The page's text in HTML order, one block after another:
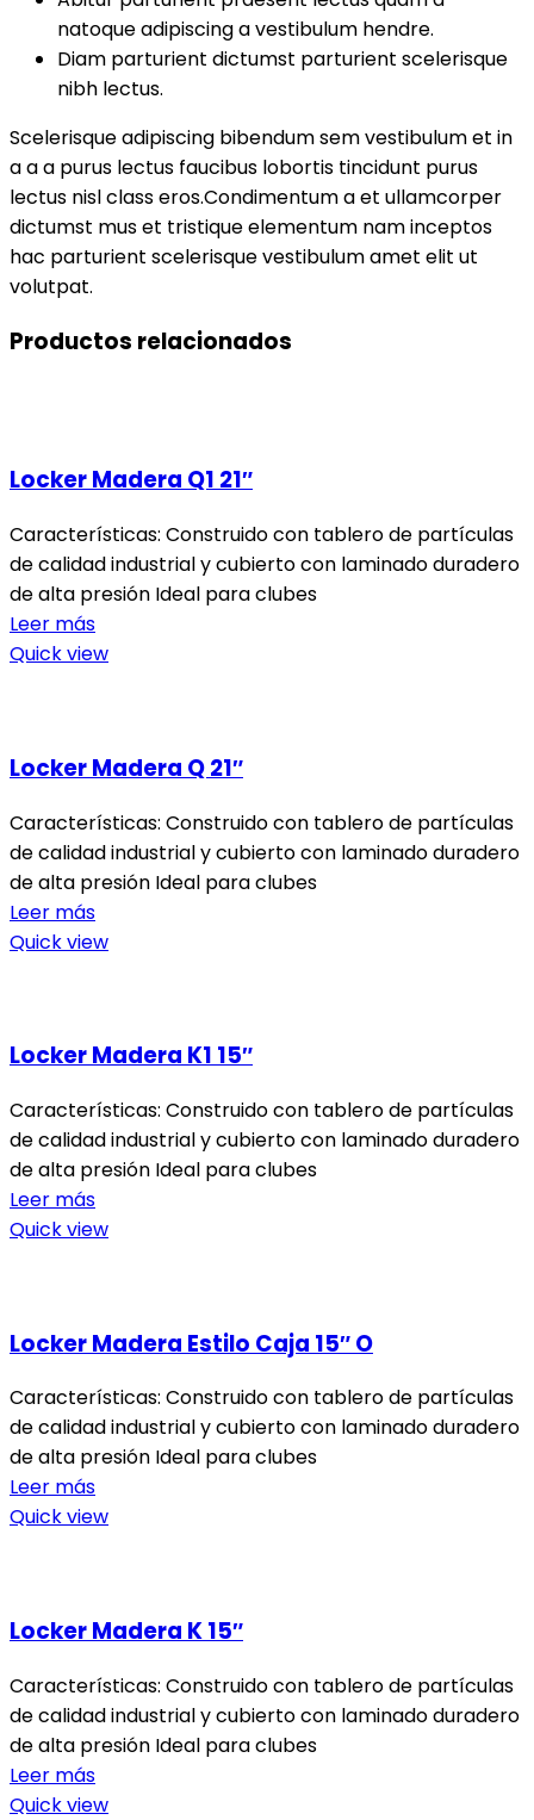
natoque adipiscing a vestibulum hendre.
Diam parturient dictumst parturient scelerisque
nibh lectus.
Scelerisque adipiscing bibendum sem vestibulum et in
a a a purus lectus faucibus lobortis tincidunt purus
lectus nisl class eros.Condimentum a et ullamcorper
dictumst mus et tristique elementum nam inceptos
hac parturient scelerisque vestibulum amet elit ut
volutpat.
Productos relacionados
Locker Madera Q1 21″
Características: Construido con tablero de partículas
de calidad industrial y cubierto con laminado duradero
de alta presión Ideal para clubes
Leer más
Quick view
Locker Madera Q 21″
Características: Construido con tablero de partículas
de calidad industrial y cubierto con laminado duradero
de alta presión Ideal para clubes
Leer más
Quick view
Locker Madera K1 15″
Características: Construido con tablero de partículas
de calidad industrial y cubierto con laminado duradero
de alta presión Ideal para clubes
Leer más
Quick view
Locker Madera Estilo Caja 15″ O
Características: Construido con tablero de partículas
de calidad industrial y cubierto con laminado duradero
de alta presión Ideal para clubes
Leer más
Quick view
Locker Madera K 15″
Características: Construido con tablero de partículas
de calidad industrial y cubierto con laminado duradero
de alta presión Ideal para clubes
Leer más
Quick view